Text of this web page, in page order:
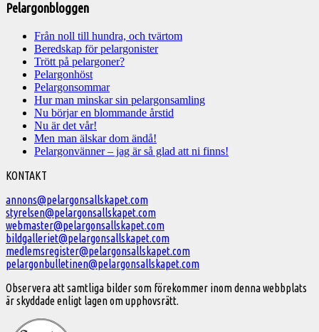
Pelargonbloggen
Från noll till hundra, och tvärtom
Beredskap för pelargonister
Trött på pelargoner?
Pelargonhöst
Pelargonsommar
Hur man minskar sin pelargonsamling
Nu börjar en blommande årstid
Nu är det vår!
Men man älskar dom ändå!
Pelargonvänner – jag är så glad att ni finns!
Välkommen
till
Svenska
Pelargonsällskapet
KONTAKT
annons@pelargonsallskapet.com
styrelsen@pelargonsallskapet.com
webmaster@pelargonsallskapet.com
bildgalleriet@pelargonsallskapet.com
medlemsregister@pelargonsallskapet.com
pelargonbulletinen@pelargonsallskapet.com
Observera att samtliga bilder som förekommer inom denna webbplats
är skyddade enligt lagen om upphovsrätt.